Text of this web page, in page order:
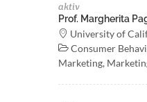
aktiv
Prof. Margherita
University of
Consumer
Marketing,